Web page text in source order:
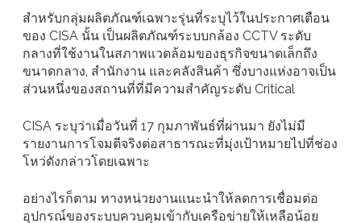
สำหรับกลุ่มผลิตภัณฑ์เฉพาะรุ่นที่ระบุไว้ในประกาศเตือน
ของ CISA นั้น เป็นผลิตภัณฑ์ระบบกล้อง CCTV ระดับ
กลางที่ใช้งานในสภาพแวดล้อมของธุรกิจขนาดเล็กถึง
ขนาดกลาง, สำนักงาน และคลังสินค้า ซึ่งบางแห่งอาจเป็น
ส่วนหนึ่งของสถานที่ที่มีความสำคัญระดับ Critical
CISA ระบุว่าเมื่อวันที่ 17 กุมภาพันธ์ที่ผ่านมา ยังไม่มี
รายงานการโจมตีจริงต่อสาธารณะที่มุ่งเป้าหมายไปที่ช่อง
โหว่ดังกล่าวโดยเฉพาะ
อย่างไรก็ตาม ทางหน่วยงานแนะนำให้ลดการเชื่อมต่อ
อุปกรณ์ของระบบควบคุมเข้ากับเครือข่ายให้เหลือน้อย